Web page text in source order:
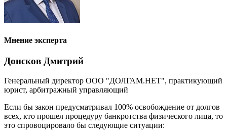
Мнение эксперта
Донсков Дмитрий
Генеральный директор ООО "ДОЛГАМ.НЕТ", практикующий
юрист, арбитражный управляющий
Если бы закон предусматривал 100% освобождение от долгов
всех, кто прошел процедуру банкротства физического лица, то
это спровоцировало бы следующие ситуации: